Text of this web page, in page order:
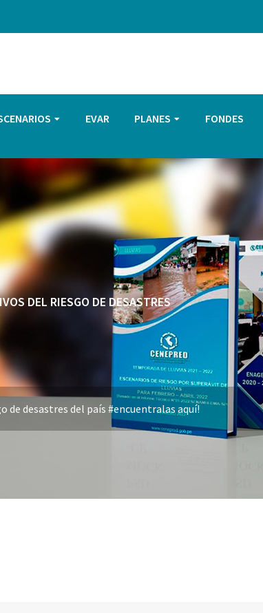
EVAR PLANES FONDES
DEL RIESGO DE DESASTRES
de desastres del país #encuentralas aquí!